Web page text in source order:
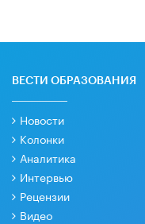
ВЕСТИ ОБРАЗОВАНИЯ
Новости
Колонки
Аналитика
Интервью
Рецензии
Видео